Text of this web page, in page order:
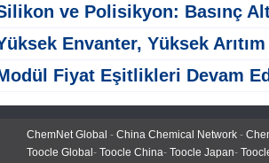
Basınç Altında Temeller; Yeni Sürücüleri
Yüksek Arıtım ve Zayıf Talep ile Karakteristikli Polisikyon
Eşitlikleri Devam Ediyor; Polisilyon Fiyatları Sabit
ChemNet Global - China Chemical Network -
Toocle Global - Toocle China- Toocle Japan-